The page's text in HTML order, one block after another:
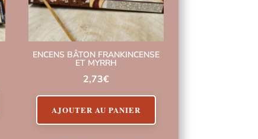
ENCENS BÂTON FRANKINCENSE
ET MYRRH
2,73€
AJOUTER AU PANIER